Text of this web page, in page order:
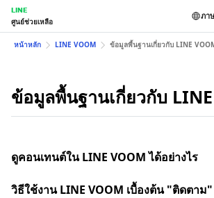
LINE
ศูนย์ช่วยเหลือ
ภา
หน้าหลัก LINE VOOM ข้อมูลพื้นฐานเกี่ยวกับ LINE
ข้อมูลพื้นฐานเกี่ยวกับ
ดูคอนเทนต์ใน LINE VOOM ได้อย่างไร
วิธีใช้งาน LINE VOOM เบื้องต้น "ติดตาม"